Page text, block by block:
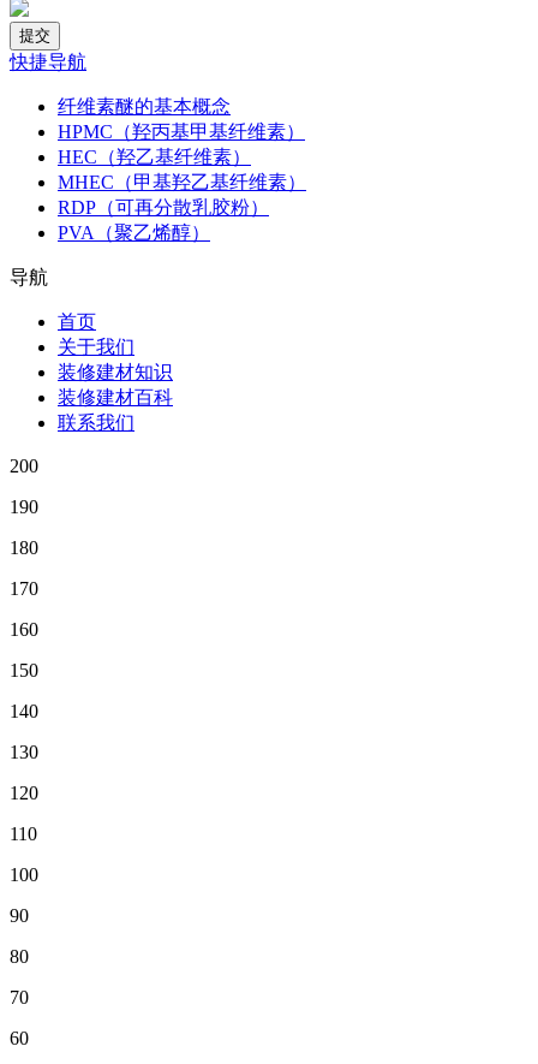
快捷导航
纤维素醚的基本概念
HPMC（羟丙基甲基纤维素）
HEC（羟乙基纤维素）
MHEC（甲基羟乙基纤维素）
RDP（可再分散乳胶粉）
PVA（聚乙烯醇）
导航
首页
关于我们
装修建材知识
装修建材百科
联系我们
200
190
180
170
160
150
140
130
120
110
100
90
80
70
60